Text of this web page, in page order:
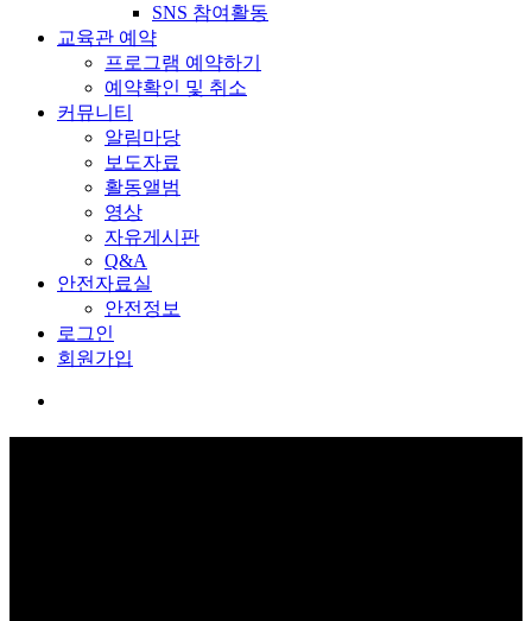
SNS 참여활동
교육관 예약
프로그램 예약하기
예약확인 및 취소
커뮤니티
알림마당
보도자료
활동앨범
영상
자유게시판
Q&A
안전자료실
안전정보
로그인
회원가입